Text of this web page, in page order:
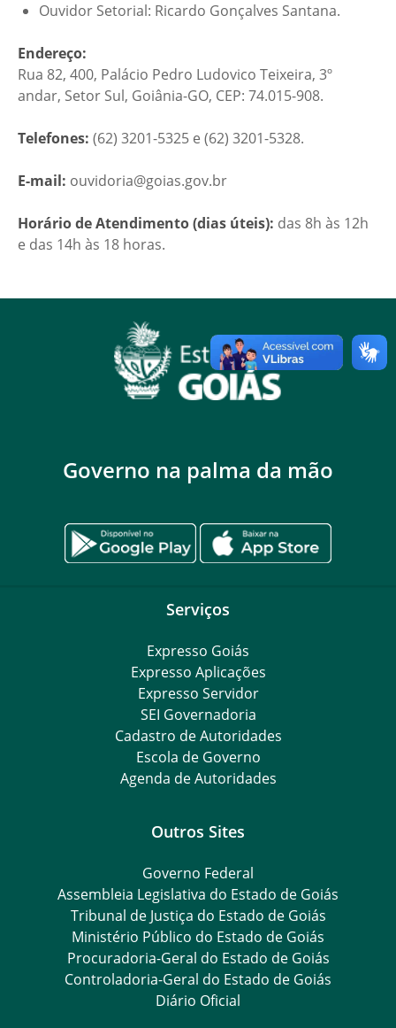
Ouvidor Setorial: Ricardo Gonçalves Santana.
Endereço:
Rua 82, 400, Palácio Pedro Ludovico Teixeira, 3º
andar, Setor Sul, Goiânia-GO, CEP: 74.015-908.
Telefones: (62) 3201-5325 e (62) 3201-5328.
E-mail: ouvidoria@goias.gov.br
Horário de Atendimento (dias úteis): das 8h às 12h
e das 14h às 18 horas.
Governo na palma da mão
Serviços
Expresso Goiás
Expresso Aplicações
Expresso Servidor
SEI Governadoria
Cadastro de Autoridades
Escola de Governo
Agenda de Autoridades
Outros Sites
Governo Federal
Assembleia Legislativa do Estado de Goiás
Tribunal de Justiça do Estado de Goiás
Ministério Público do Estado de Goiás
Procuradoria-Geral do Estado de Goiás
Controladoria-Geral do Estado de Goiás
Diário Oficial